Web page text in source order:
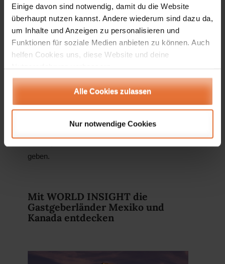
Einige davon sind notwendig, damit du die Website
überhaupt nutzen kannst. Andere wiederum sind dazu da,
um Inhalte und Anzeigen zu personalisieren und
Funktionen für soziale Medien anbieten zu können. Auch
helfen Cookies uns, diese Website und deine
Alle Cookies zulassen
Nur notwendige Cookies
Austragungsort USA möchten wir in unserem
Beitrag bewusst nicht ins Zentrum stellen. Vielfalt
bedeutet für uns mehr als internationale Kulisse: Sie
steht für Respekt und ein gesellschaftliches
Spaltung fördern, stehen diesem Gedanken
entgegen. Deshalb richten wir den Blick lieber auf
das, was uns an diesem Turnier begeistert:
Kulturen und Wurzeln, die gemeinsam lachen,
geben.
Mit WORLD INSIGHT die
Gastgeberländer Mexiko und
Kanada entdecken